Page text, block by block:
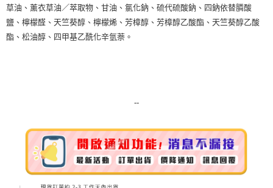
每筆NT$250，滿NT$3,000(含以上)免運費
付款後門市自取
草油、薰衣草油／萃取物、甘油、氯化鈉、硫代硫酸鈉、四鈉依替膦酸
鹽、檸檬醛、天竺葵醇、檸檬烯、芳樟醇、芳樟醇乙酸酯、天竺葵醇乙酸
酯、松油醇、四甲基乙酰化辛氫萘。
--